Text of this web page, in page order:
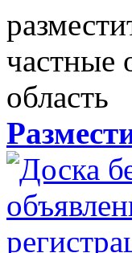
частные
область